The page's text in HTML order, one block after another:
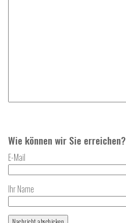
Wie können wir Sie erreichen?
E-Mail
Ihr Name